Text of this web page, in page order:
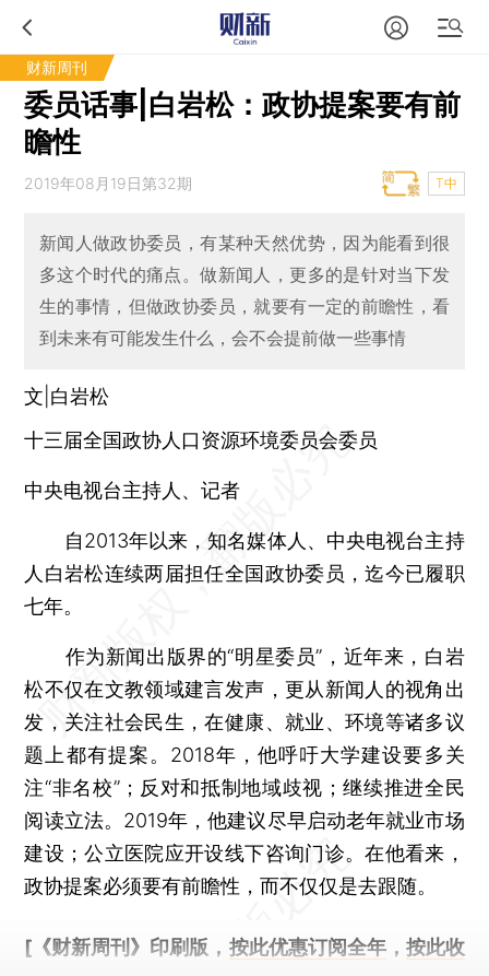
财新周刊
委员话事|白岩松：政协提案要有前
瞻性
2019年08月19日第32期 T中
新闻人做政协委员，有某种天然优势，因为能看到很
多这个时代的痛点。做新闻人，更多的是针对当下发
生的事情，但做政协委员，就要有一定的前瞻性，看
到未来有可能发生什么，会不会提前做一些事情
文|白岩松
十三届全国政协人口资源环境委员会委员
中央电视台主持人、记者
自2013年以来，知名媒体人、中央电视台主持
人白岩松连续两届担任全国政协委员，迄今已履职
七年。
作为新闻出版界的“明星委员”，近年来，白岩
松不仅在文教领域建言发声，更从新闻人的视角出
发，关注社会民生，在健康、就业、环境等诸多议
题上都有提案。2018年，他呼吁大学建设要多关
注“非名校”；反对和抵制地域歧视；继续推进全民
阅读立法。2019年，他建议尽早启动老年就业市场
建设；公立医院应开设线下咨询门诊。在他看来，
政协提案必须要有前瞻性，而不仅仅是去跟随。
[《财新周刊》印刷版， 按此优惠订阅全年， 按此收